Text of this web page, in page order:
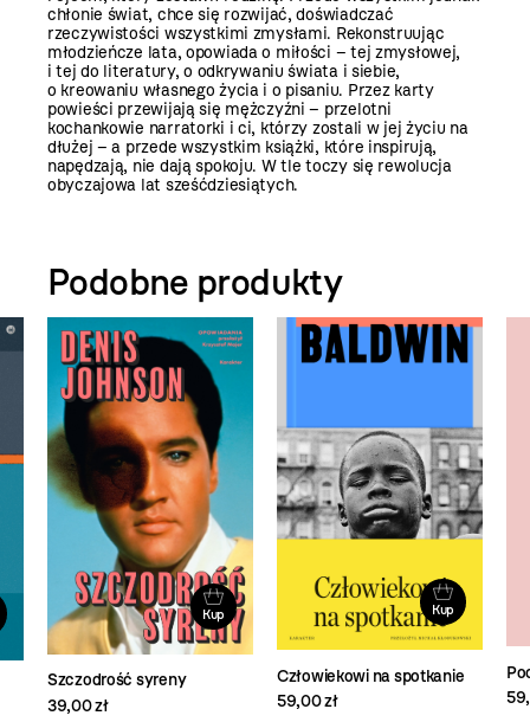
chłonie świat, chce się rozwijać, doświadczać
rzeczywistości wszystkimi zmysłami. Rekonstruując
młodzieńcze lata, opowiada o miłości – tej zmysłowej,
i tej do literatury, o odkrywaniu świata i siebie,
o kreowaniu własnego życia i o pisaniu. Przez karty
powieści przewijają się mężczyźni – przelotni
kochankowie narratorki i ci, którzy zostali w jej życiu na
dłużej – a przede wszystkim książki, które inspirują,
napędzają, nie dają spokoju. W tle toczy się rewolucja
obyczajowa lat sześćdziesiątych.
Podobne produkty
Kup
Szczodrość syreny
39,00 zł
Kup
Człowiekowi na spotkanie
59,00 zł